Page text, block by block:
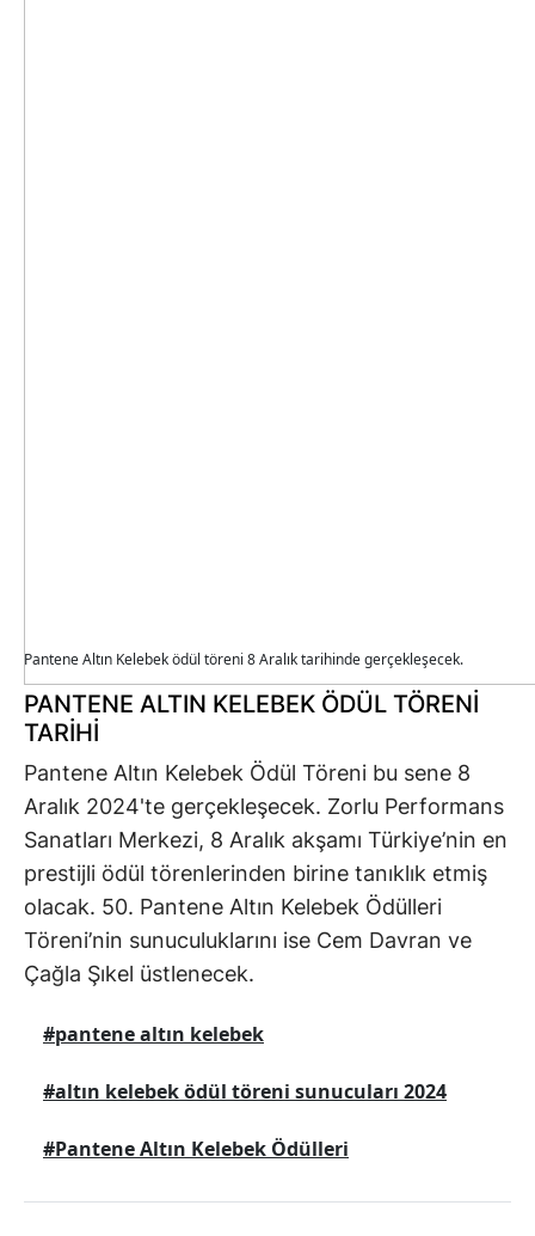
Pantene Altın Kelebek ödül töreni 8 Aralık tarihinde gerçekleşecek.
PANTENE ALTIN KELEBEK ÖDÜL TÖRENİ
TARİHİ
Pantene Altın Kelebek Ödül Töreni bu sene 8
Aralık 2024'te gerçekleşecek. Zorlu Performans
Sanatları Merkezi, 8 Aralık akşamı Türkiye’nin en
prestijli ödül törenlerinden birine tanıklık etmiş
olacak. 50. Pantene Altın Kelebek Ödülleri
Töreni’nin sunuculuklarını ise Cem Davran ve
Çağla Şıkel üstlenecek.
#pantene altın kelebek
#altın kelebek ödül töreni sunucuları 2024
#Pantene Altın Kelebek Ödülleri